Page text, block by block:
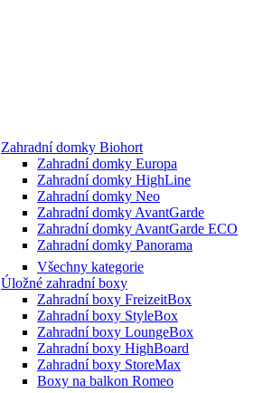
Zahradní domky Biohort
Zahradní domky Europa
Zahradní domky HighLine
Zahradní domky Neo
Zahradní domky AvantGarde
Zahradní domky AvantGarde ECO
Zahradní domky Panorama
Všechny kategorie
Úložné zahradní boxy
Zahradní boxy FreizeitBox
Zahradní boxy StyleBox
Zahradní boxy LoungeBox
Zahradní boxy HighBoard
Zahradní boxy StoreMax
Boxy na balkon Romeo